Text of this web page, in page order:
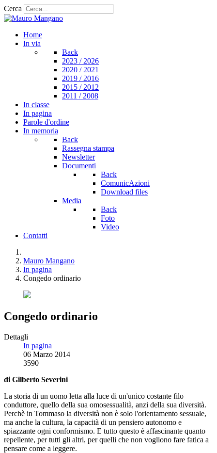
Cerca
Home
In via
Back
2023 / 2026
2020 / 2021
2019 / 2016
2015 / 2012
2011 / 2008
In classe
In pagina
Parole d'ordine
In memoria
Back
Rassegna stampa
Newsletter
Documenti
Back
ComunicAzioni
Download files
Media
Back
Foto
Video
Contatti
Mauro Mangano
In pagina
Congedo ordinario
Congedo ordinario
Dettagli
In pagina
06 Marzo 2014
3590
di Gilberto Severini
La storia di un uomo letta alla luce di un'unico costante filo
conduttore, quello della sua omosessualità, anzi della sua diversità.
Perchè in Tommaso la diversità non è solo l'orientamento sessuale,
ma anche la cultura, la capacità di un pensiero autonomo e
spiazzante ogni conformismo. E tutto questo è affascinante quanto
repellente, per tutti gli altri, per quelli che non vogliono fare fatica a
pensare come a leggere.